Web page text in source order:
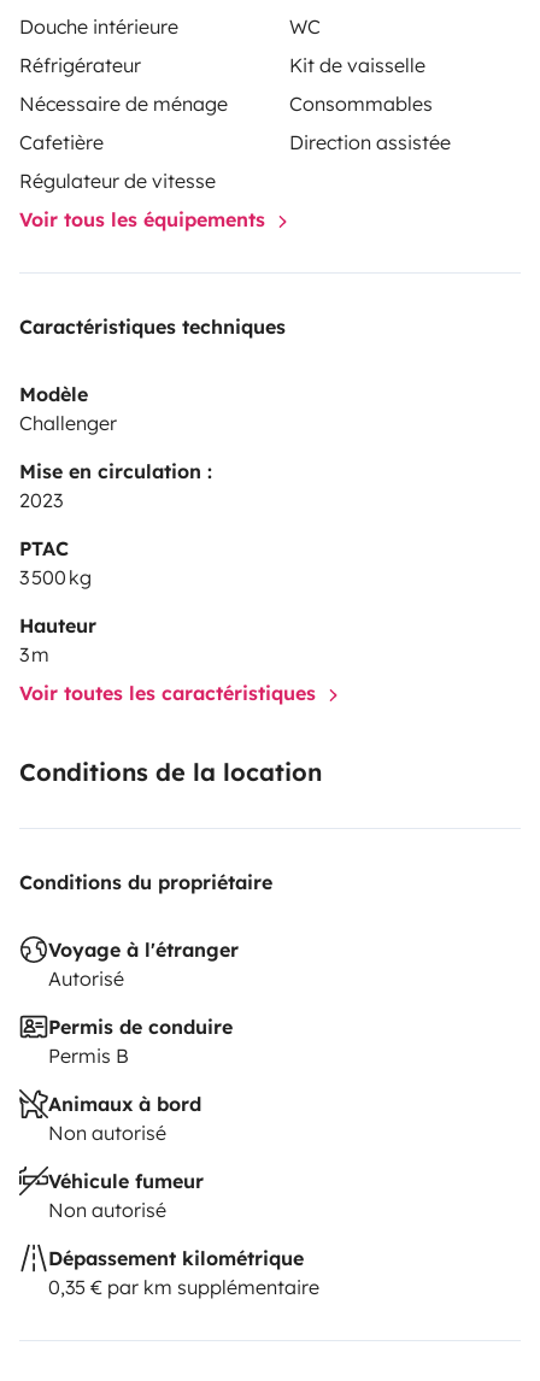
Douche intérieure
WC
Réfrigérateur
Kit de vaisselle
Nécessaire de ménage
Consommables
Cafetière
Direction assistée
Régulateur de vitesse
Voir tous les équipements
Caractéristiques techniques
Modèle
Challenger
Mise en circulation :
2023
PTAC
3 500 kg
Hauteur
3 m
Voir toutes les caractéristiques
Conditions de la location
Conditions du propriétaire
Voyage à l'étranger
Autorisé
Permis de conduire
Permis B
Animaux à bord
Non autorisé
Véhicule fumeur
Non autorisé
Dépassement kilométrique
0,35 € par km supplémentaire